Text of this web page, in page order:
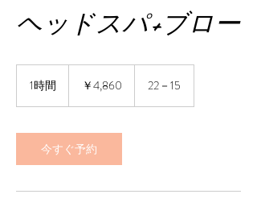
ヘッドスパ+ブロー
1時間 ￥4,860 22－15
今すぐ予約